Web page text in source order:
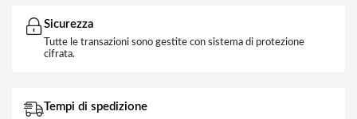
Sicurezza
Tutte le transazioni sono gestite con sistema di protezione
cifrata.
Tempi di spedizione